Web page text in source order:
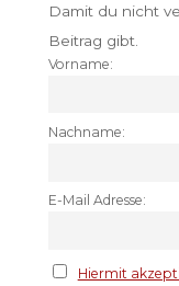
Damit du nicht
Beitrag gibt.
Vorname:
Nachname:
E-Mail Adresse:
Hiermit